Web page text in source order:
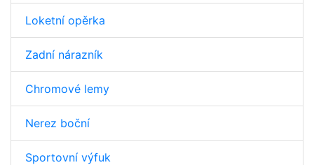
Loketní opěrka
Zadní nárazník
Chromové lemy
Nerez boční
Sportovní výfuk